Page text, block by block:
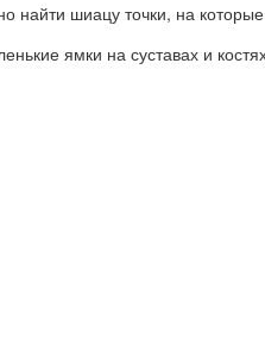
найти шиацу точки, на
ямки на суставах и